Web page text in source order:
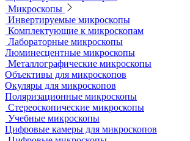
Дробильно-мельничное оборудование
Грохоты и рассевы
Лабораторные сита
Мельницы лабораторные
Оборудование для дробления и измельчения
Жидкостные термостаты и криостаты
Лабораторная посуда
Воронки делительные
Колбы
Мерная посуда
Посуда общего назначения
Центрифужные пробирки